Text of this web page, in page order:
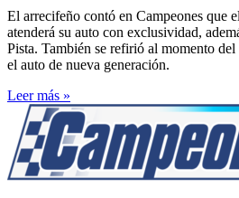
El arrecifeño contó en Campeones que
atenderá su auto con exclusividad,
Pista. También se refirió al momento
el auto de nueva generación.
Leer más »